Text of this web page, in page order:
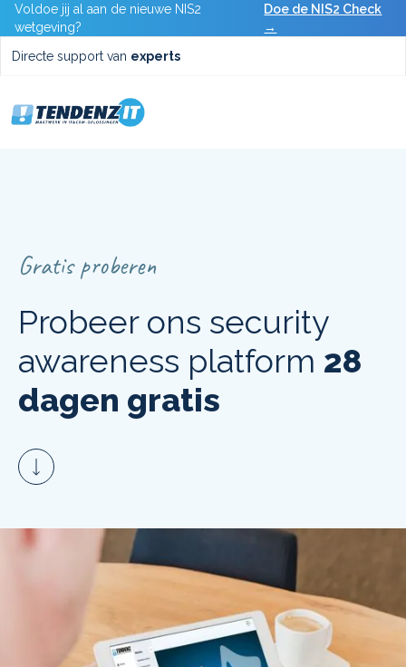
Voldoe jij al aan de nieuwe NIS2
wetgeving?
Doe de NIS2 Check
→
Directe support van experts
Gratis proberen
Probeer ons security
awareness platform 28
dagen gratis